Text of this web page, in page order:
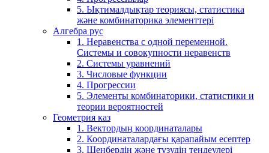
5. Ықтималдықтар теориясы, статистика
және комбинаторика элементтері
Алгебра рус
1. Неравенства с одной переменной.
Системы и совокупности неравенств
2. Системы уравнений
3. Числовые функции
4. Прогрессии
5. Элементы комбинаторики, статистики и
теории вероятностей
Геометрия каз
1. Вектордың координаталары
2. Координаталардағы қарапайым есептер
3. Шеңбердің және түзудің теңдеулері